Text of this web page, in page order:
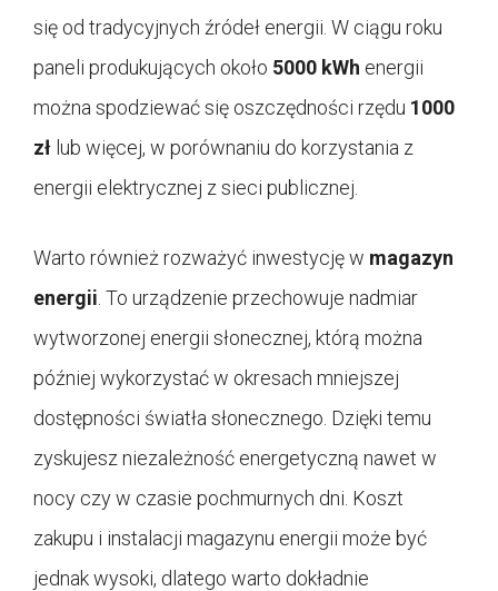
się od tradycyjnych źródeł energii. W ciągu roku
paneli produkujących około 5000 kWh energii
można spodziewać się oszczędności rzędu 1000
zł lub więcej, w porównaniu do korzystania z
energii elektrycznej z sieci publicznej.
Warto również rozważyć inwestycję w magazyn
energii . To urządzenie przechowuje nadmiar
wytworzonej energii słonecznej, którą można
później wykorzystać w okresach mniejszej
dostępności światła słonecznego. Dzięki temu
zyskujesz niezależność energetyczną nawet w
nocy czy w czasie pochmurnych dni. Koszt
zakupu i instalacji magazynu energii może być
jednak wysoki, dlatego warto dokładnie